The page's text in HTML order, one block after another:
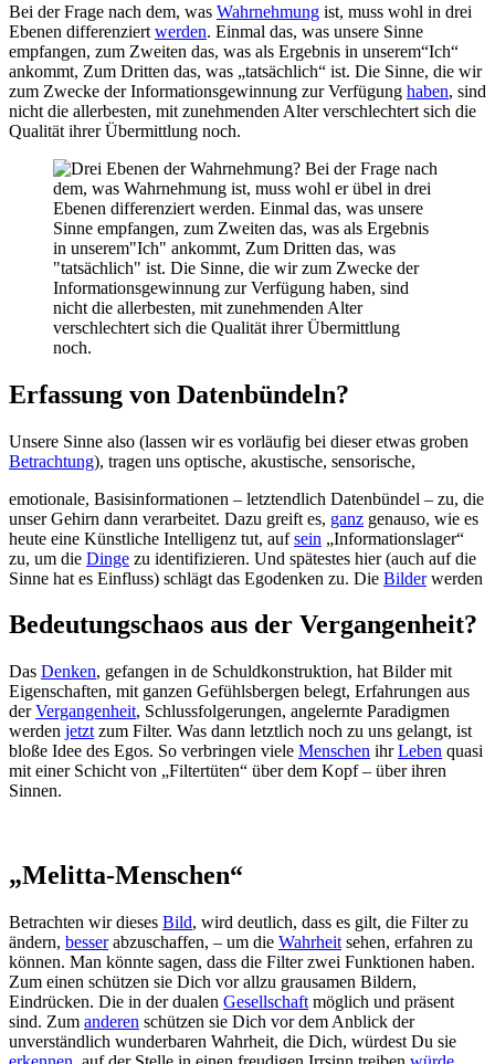
Bei der Frage nach dem, was Wahrnehmung ist, muss wohl in drei
Ebenen differenziert werden. Einmal das, was unsere Sinne
empfangen, zum Zweiten das, was als Ergebnis in unserem“Ich“
ankommt, Zum Dritten das, was „tatsächlich“ ist. Die Sinne, die wir
zum Zwecke der Informationsgewinnung zur Verfügung haben, sind
nicht die allerbesten, mit zunehmenden Alter verschlechtert sich die
Qualität ihrer Übermittlung noch.
Erfassung von Datenbündeln?
Unsere Sinne also (lassen wir es vorläufig bei dieser etwas groben
Betrachtung), tragen uns optische, akustische, sensorische,
emotionale, Basisinformationen – letztendlich Datenbündel – zu, die
unser Gehirn dann verarbeitet. Dazu greift es, ganz genauso, wie es
heute eine Künstliche Intelligenz tut, aufsein „Informationslager“
zu, um die Dinge zu identifizieren. Und spätestes hier (auch auf die
Sinne hat es Einfluss) schlägt das Egodenken zu. Die Bilderwerden
Bedeutungschaos aus der Vergangenheit?
Das Denken, gefangen in de Schuldkonstruktion, hat Bilder mit
Eigenschaften, mit ganzen Gefühlsbergen belegt, Erfahrungen aus
derVergangenheit, Schlussfolgerungen, angelernte Paradigmen
werden jetzt zum Filter. Was dann letztlich noch zu uns gelangt, ist
bloße Idee des Egos. So verbringen viele Menschen ihrLeben quasi
mit einer Schicht von „Filtertüten“ über dem Kopf – über ihren
Sinnen.
„Melitta-Menschen“
Betrachten wir dieses Bild, wird deutlich, dass es gilt, die Filter zu
ändern, besserabzuschaffen, – um die Wahrheit sehen, erfahren zu
können. Man könnte sagen, dass die Filter zwei Funktionen haben.
Zum einen schützen sie Dich vor allzu grausamen Bildern,
Eindrücken. Die in der dualen Gesellschaft möglich und präsent
sind. Zum anderen schützen sie Dich vor dem Anblick der
unverständlich wunderbaren Wahrheit, die Dich, würdest Du sie